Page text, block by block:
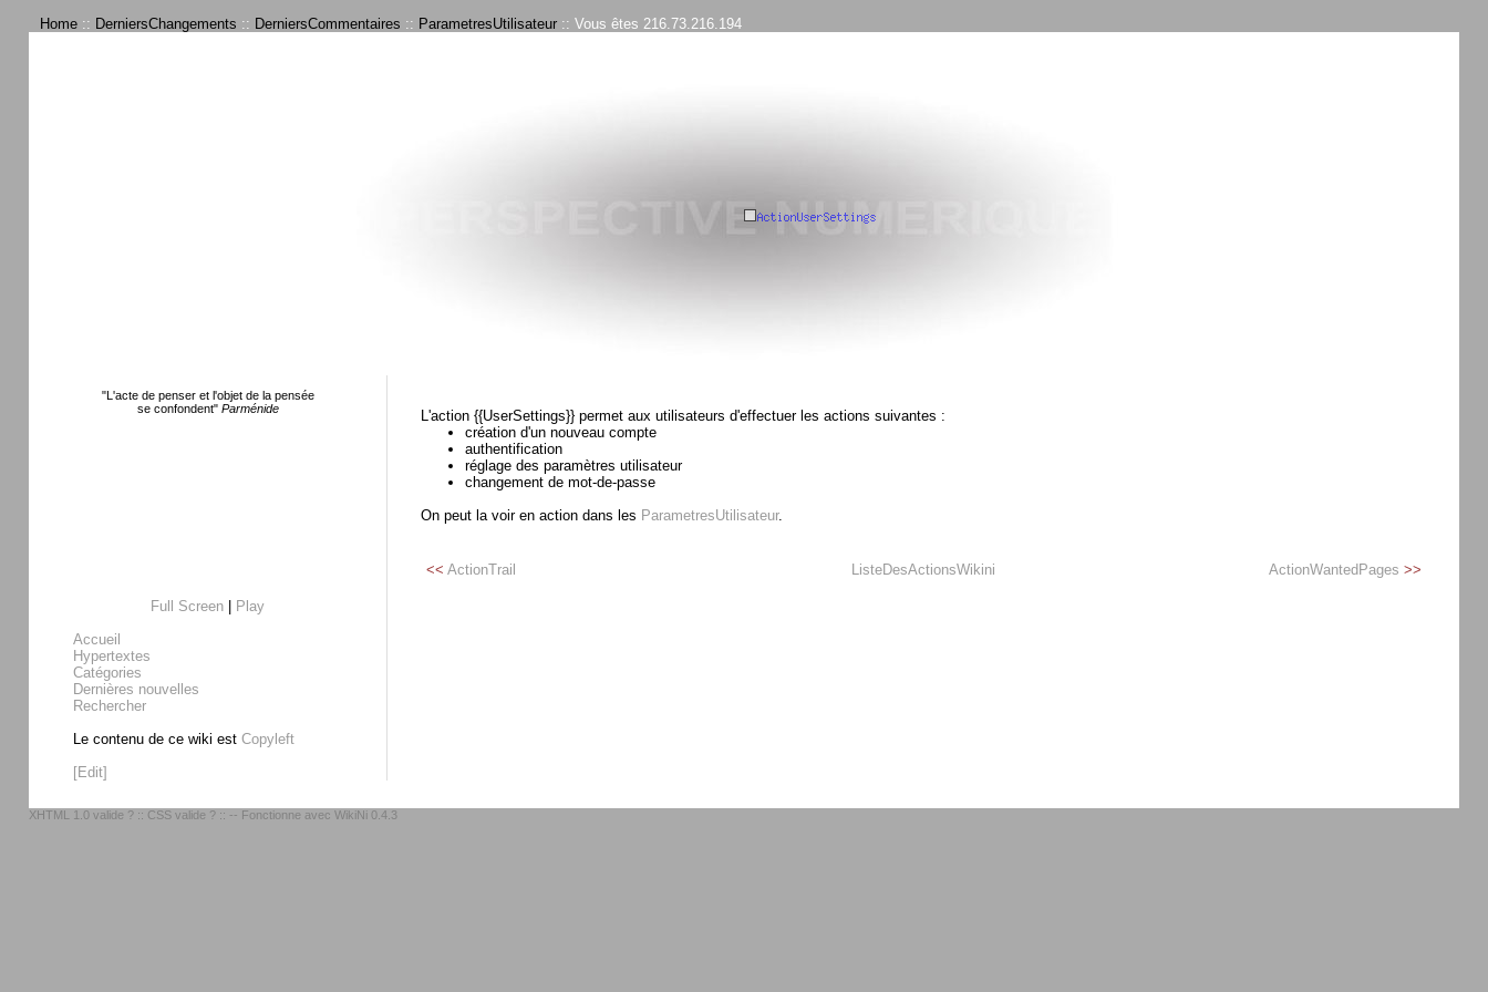
Home :: DerniersChangements :: DerniersCommentaires :: ParametresUtilisateur :: Vous êtes 216.73.216.194
"L'acte de penser et l'objet de la pensée
se confondent"Parménide
Full Screen
Play
Accueil
Hypertextes
Catégories
Dernières nouvelles
Rechercher
Le contenu de ce wiki est Copyleft
[Edit]
L'action {{UserSettings}} permet aux utilisateurs d'effectuer les actions suivantes :
création d'un nouveau compte
authentification
réglage des paramètres utilisateur
changement de mot-de-passe
On peut la voir en action dans les ParametresUtilisateur.
<< ActionTrail ListeDesActionsWikini ActionWantedPages >>
XHTML 1.0 valide ? :: CSS valide ? :: -- Fonctionne avec WikiNi 0.4.3